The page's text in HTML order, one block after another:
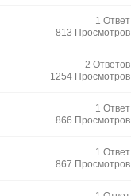
1 Ответ
813 Просмотров
2 Ответов
1254 Просмотров
1 Ответ
866 Просмотров
1 Ответ
867 Просмотров